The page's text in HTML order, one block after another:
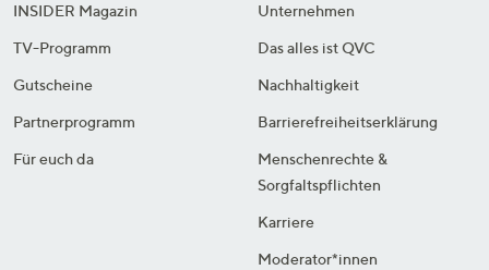
INSIDER Magazin
TV-Programm
Gutscheine
Partnerprogramm
Für euch da
Unternehmen
Das alles ist QVC
Nachhaltigkeit
Barrierefreiheitserklärung
Menschenrechte &
Sorgfaltspflichten
Karriere
Moderator*innen